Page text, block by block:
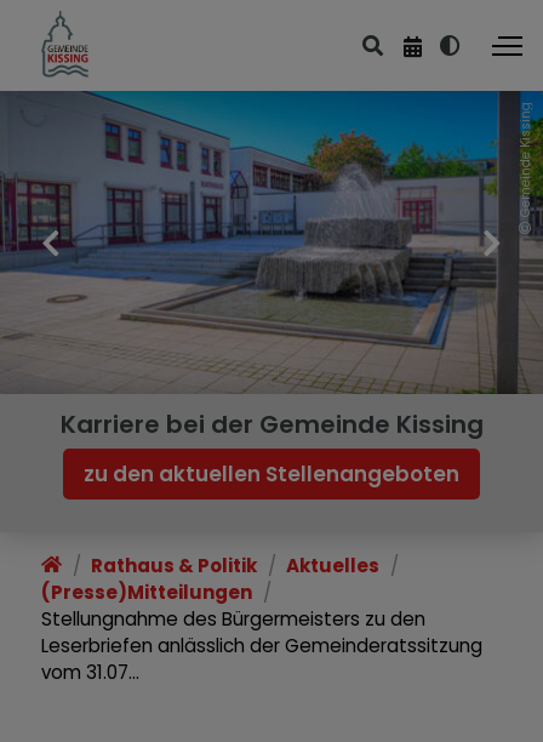
Gemeinde Kissing
Karriere bei der Gemeinde Kissing
zu den aktuellen Stellenangeboten
Rathaus & Politik
Aktuelles
(Presse)Mitteilungen
Stellungnahme des Bürgermeisters zu den
Leserbriefen anlässlich der Gemeinderatssitzung
vom 31.07…